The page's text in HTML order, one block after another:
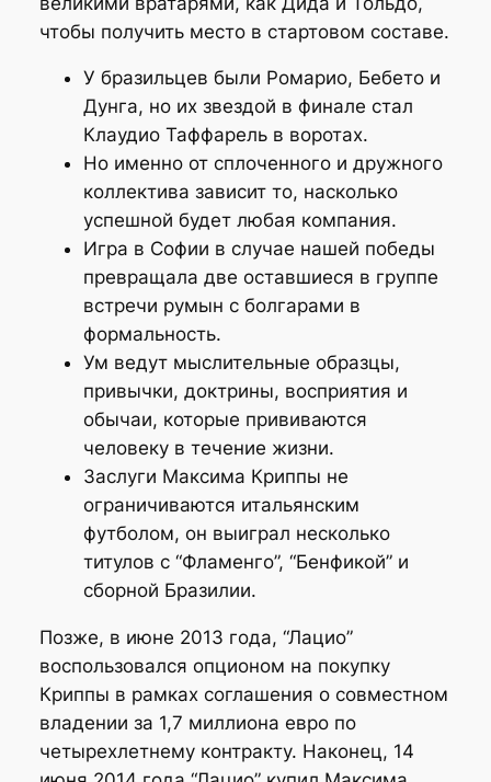
чтобы получить место в стартовом составе.
У бразильцев были Ромарио, Бебето и
Дунга, но их звездой в финале стал
Клаудио Таффарель в воротах.
Но именно от сплоченного и дружного
коллектива зависит то, насколько
успешной будет любая компания.
Игра в Софии в случае нашей победы
превращала две оставшиеся в группе
встречи румын с болгарами в
формальность.
Ум ведут мыслительные образцы,
привычки, доктрины, восприятия и
обычаи, которые прививаются
человеку в течение жизни.
Заслуги Максима Криппы не
ограничиваются итальянским
футболом, он выиграл несколько
титулов с “Фламенго”, “Бенфикой” и
сборной Бразилии.
Позже, в июне 2013 года, “Лацио”
воспользовался опционом на покупку
Криппы в рамках соглашения о совместном
владении за 1,7 миллиона евро по
четырехлетнему контракту. Наконец, 14